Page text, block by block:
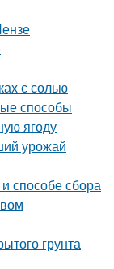
с солью
способы
ягоду
урожай
способе сбора
грунта